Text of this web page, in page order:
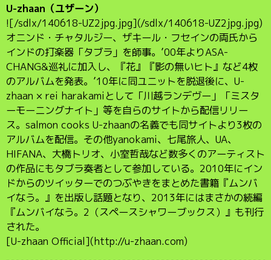
U-zhaan（ユザーン）
![/sdlx/140618-UZ2jpg.jpg](/sdlx/140618-UZ2jpg.jpg)
オニンド・チャタルジー、ザキール・フセインの両氏から
インドの打楽器「タブラ」を師事。’00年よりASA-
CHANG&巡礼に加入し、『花』『影の無いヒト』など4枚
のアルバムを発表。’10年に同ユニットを脱退後に、U-
zhaan × rei harakamiとして「川越ランデヴー」「ミスタ
ーモーニングナイト」等を自らのサイトから配信リリー
ス。salmon cooks U-zhaanの名義でも同サイトより3枚の
アルバムを配信。その他yanokami、七尾旅人、UA、
HIFANA、大橋トリオ、小室哲哉など数多くのアーティスト
の作品にもタブラ奏者として参加している。2010年にイン
ドからのツイッターでのつぶやきをまとめた書籍『ムンバ
イなう。』を出版し話題となり、2013年にはまさかの続編
『ムンバイなう。2（スペースシャワーブックス）』も刊行
された。
[U-zhaan Official](http://u-zhaan.com)